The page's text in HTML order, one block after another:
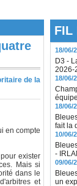
de la
en compte
exister
Mais si
dans le
et
FIL
U19 -
18/06/
D3 -
2026-
18/06/
18/06/
fait la
10/06/
-
09/06/
un
09/06/